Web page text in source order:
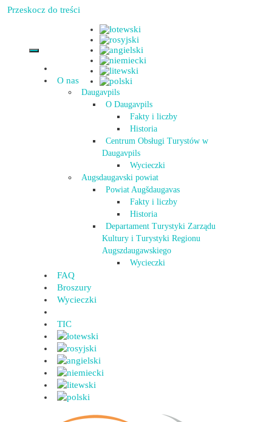
Przeskocz do treści
O nas
Daugavpils
O Daugavpils
Fakty i liczby
Historia
Centrum Obsługi Turystów w
Daugavpils
Wycieczki
Augsdaugavski powiat
Powiat Augšdaugavas
Fakty i liczby
Historia
Departament Turystyki Zarządu
Kultury i Turystyki Regionu
Augszdaugawskiego
Wycieczki
FAQ
Broszury
Wycieczki
TIC